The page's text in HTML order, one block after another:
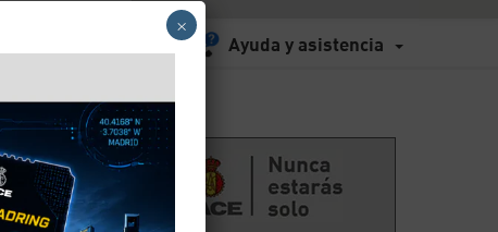
Ayuda y asistencia
×